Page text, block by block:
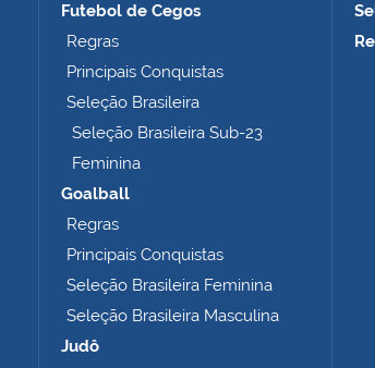
Futebol de Cegos
Regras
Principais Conquistas
Seleção Brasileira
Seleção Brasileira Sub-23
Feminina
Goalball
Regras
Principais Conquistas
Seleção Brasileira Feminina
Seleção Brasileira Masculina
Judô